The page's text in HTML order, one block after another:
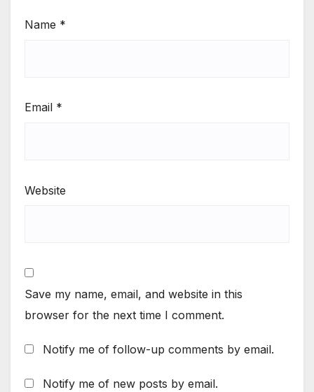
Name *
Email *
Website
Save my name, email, and website in this
browser for the next time I comment.
Notify me of follow-up comments by email.
Notify me of new posts by email.